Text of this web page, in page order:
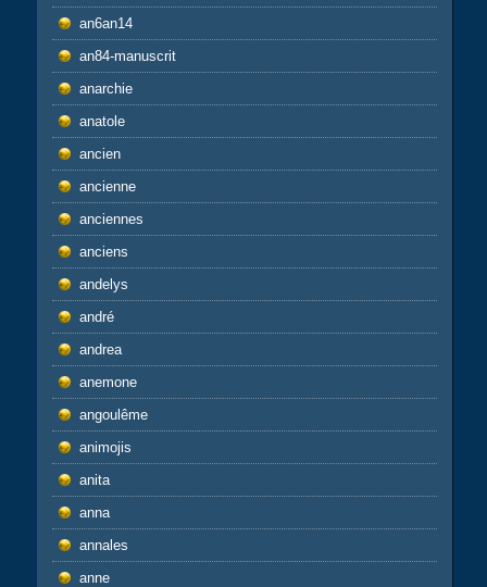
an6an14
an84-manuscrit
anarchie
anatole
ancien
ancienne
anciennes
anciens
andelys
andré
andrea
anemone
angoulême
animojis
anita
anna
annales
anne